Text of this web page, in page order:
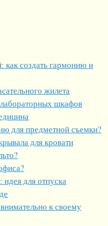
создать гармонию и
жилета
шкафов
для предметной съемки?
для кровати
для отпуска
к своему